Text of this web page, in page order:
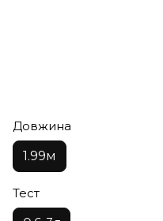
Довжина
1.99м
Тест